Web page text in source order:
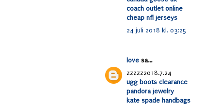
coach outlet online
cheap nfl jerseys
24 juli 2018 kl. 03:25
love sa...
zzzzz2018.7.24
ugg boots clearance
pandora jewelry
kate spade handbags